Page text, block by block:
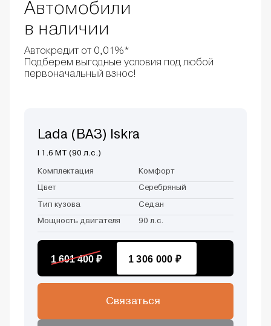
Автомобили
в наличии
Автокредит от 0,01%*
Подберем выгодные условия под любой
первоначальный взнос!
Lada (ВАЗ) Iskra
I 1.6 MT (90 л.с.)
Комплектация Комфорт
Цвет Серебряный
Тип кузова Седан
Мощность двигателя 90 л.с.
1 601 400 ₽ 1 306 000 ₽
Связаться